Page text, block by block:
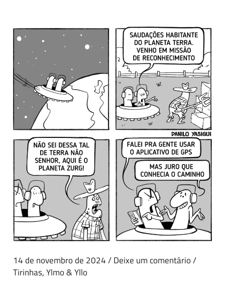
14 de novembro de 2024/Deixe um comentário/
Tirinhas,Ylmo & Yllo